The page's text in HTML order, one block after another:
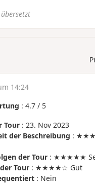
14:24
: 4.7 / 5
Tour : 23. Nov 2023
der Beschreibung :
der Tour : ★★★★★
Tour : ★★★★☆ Gut
: Nein